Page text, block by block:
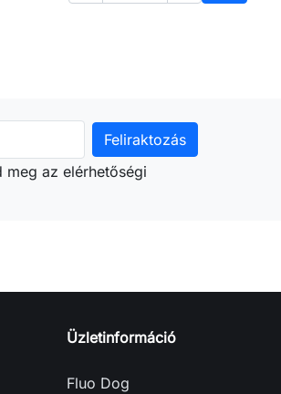
Kosárba
meg az elérhetőségi
Üzletinformáció
Fluo Dog